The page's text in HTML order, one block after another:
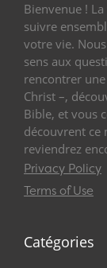
Bienvenue !
suivre
votre vie.
sens aux
rencontrer
Christ –,
Bible, et vous
découvrent ce
reviendrez
Privacy Policy
Terms of Use
Catégories